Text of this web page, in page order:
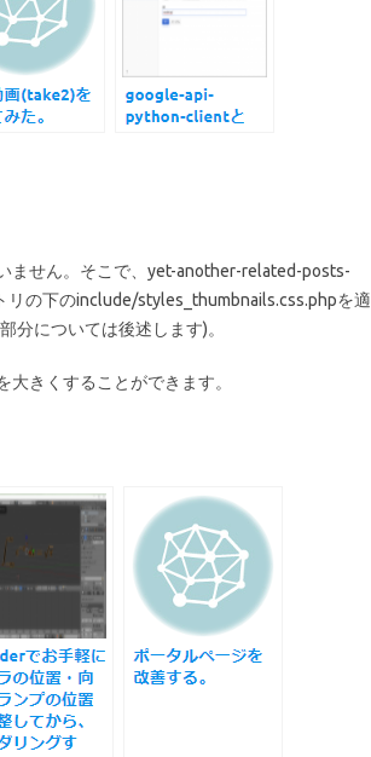
ません。そこで、yet-another-related-posts-
の下のinclude/styles_thumbnails.css.phpを適
分については後述します)。
きくすることができます。